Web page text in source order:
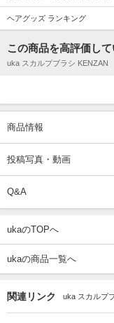
ヘアグッズ ランキング
この商品を高評価し
uka スカルプブラシ KENZAN
商品情報
投稿写真・動画
Q&A
ukaのTOPへ
ukaの商品一覧へ
関連リンク uka スカルプ